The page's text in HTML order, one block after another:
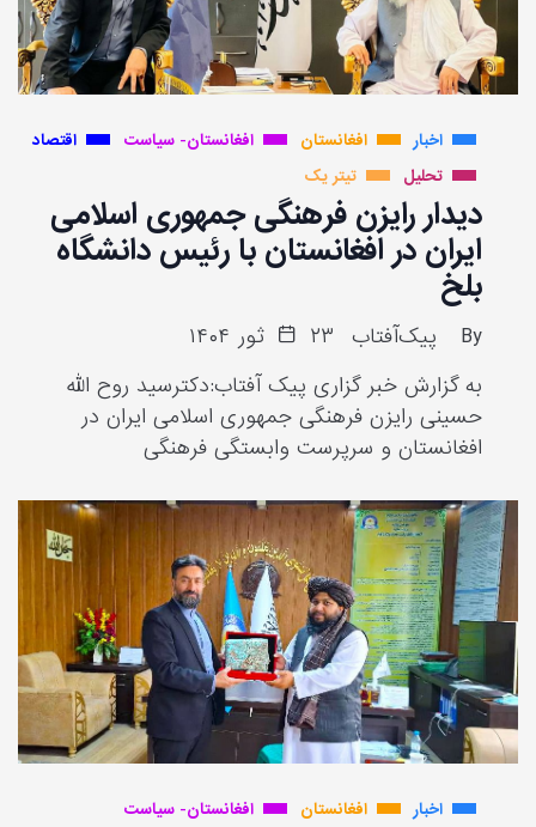
اخبار افغانستان افغانستان- سیاست
اقتصاد
تحلیل
تیتر یک
دیدار رایزن فرهنگی جمهوری اسلامی
ایران در افغانستان با رئیس دانشگاه
بلخ
پیک‌آفتاب ۲۳ ثور ۱۴۰۴
به گزارش خبر گزاری پیک آفتاب:دکترسید روح الله
حسینی رایزن فرهنگی جمهوری اسلامی ایران در
افغانستان و سرپرست وابستگی فرهنگی
اخبار افغانستان
افغانستان- سیاست